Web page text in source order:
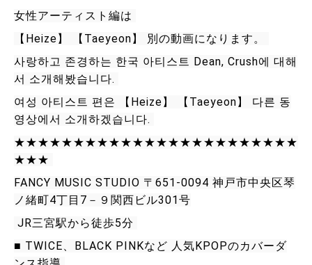
女性アーティスト編は
【Heize】 【Taeyeon】 別の動画になります。
사랑하고 존경하는 한국 아티스트 Dean, Crush에 대해
서 소개해봤습니다.
여성 아티스트 편은 【Heize】 【Taeyeon】 다른 동
영상에서 소개하겠습니다.
★★★★★★★★★★★★★★★★★★★★★★★★
★★★
FANCY MUSIC STUDIO 〒651-0094 神戸市中央区琴
ノ緒町4丁目7－９関西ビル301号
JR三宮駅から徒歩5分
■ TWICE、BLACK PINKなど 人気KPOPのカバーダ